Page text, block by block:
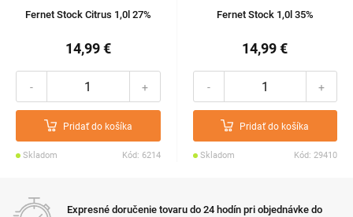
Fernet Stock Citrus 1,0l 27%
14,99 €
- +
Pridať do košíka
Skladom Kód: 6214
Fernet Stock 1,0l 35%
14,99 €
- +
Pridať do košíka
Skladom Kód: 29410
Expresné doručenie tovaru do 24 hodín pri objednávke do